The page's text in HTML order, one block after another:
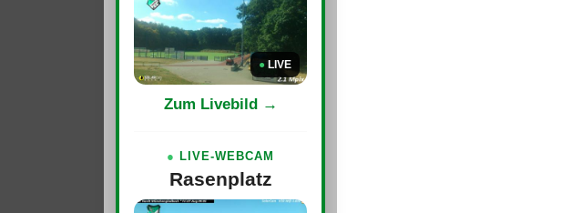
● LIVE
Zum Livebild →
● LIVE-WEBCAM
Rasenplatz